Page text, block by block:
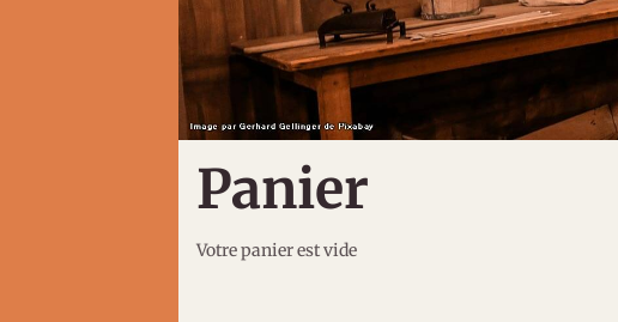
Panier
Votre panier est vide